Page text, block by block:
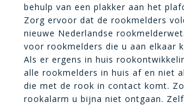
behulp van een plakker aan het
Zorg ervoor dat de rookmelders
nieuwe Nederlandse
voor rookmelders die u aan elkaar
Als er ergens in huis
alle rookmelders in huis af en niet
die met de rook in contact komt.
rookalarm u bijna niet ontgaan.